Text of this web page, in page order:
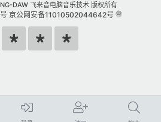
DAW 飞来音电脑音乐技术 版权所有
京公网安备11010502044642号